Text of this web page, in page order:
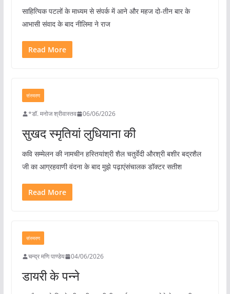
साहित्यिक पटलों के माध्यम से संपर्क में आने और महज दो-तीन बार के
आभासी संवाद के बाद नीलिमा ने राज
Read More
संस्मरण
*डॉ. मनोज श्रीवास्तव 06/06/2026
सुखद स्मृतियां लुधियाना की
कवि सम्मेलन की नामचीन हस्तियांश्री शैल चतुर्वेदी औरश्री बशीर बद्रशैल
जी का आग्रहवाणी वंदना के बाद मुझे पढ़ाएंसंचालक डॉक्टर सतीश
Read More
संस्मरण
चन्द्र मणि पाण्डेय 04/06/2026
डायरी के पन्ने